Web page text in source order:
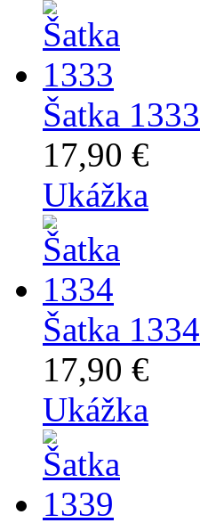
Šatka 1333
17,90 €
Ukážka
Šatka 1334
17,90 €
Ukážka